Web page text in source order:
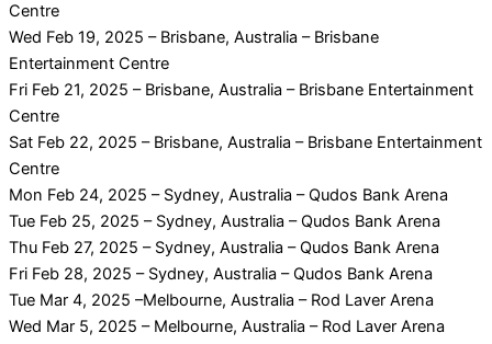
Centre
Wed Feb 19, 2025 – Brisbane, Australia – Brisbane
Entertainment Centre
Fri Feb 21, 2025 – Brisbane, Australia – Brisbane Entertainment
Centre
Sat Feb 22, 2025 – Brisbane, Australia – Brisbane Entertainment
Centre
Mon Feb 24, 2025 – Sydney, Australia – Qudos Bank Arena
Tue Feb 25, 2025 – Sydney, Australia – Qudos Bank Arena
Thu Feb 27, 2025 – Sydney, Australia – Qudos Bank Arena
Fri Feb 28, 2025 – Sydney, Australia – Qudos Bank Arena
Tue Mar 4, 2025 –Melbourne, Australia – Rod Laver Arena
Wed Mar 5, 2025 – Melbourne, Australia – Rod Laver Arena